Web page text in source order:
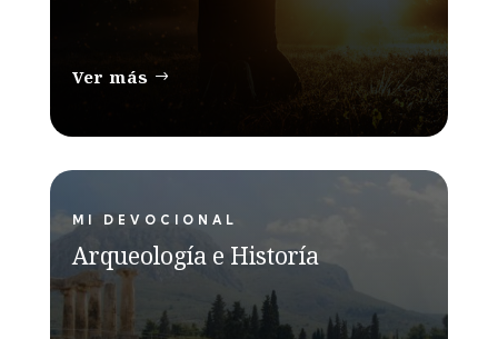
Ver más
MI DEVOCIONAL
Arqueología e Historía